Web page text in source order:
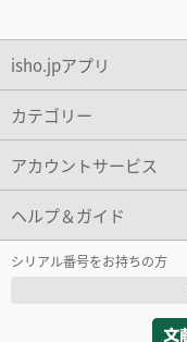
isho.jpアプリ
カテゴリー
アカウントサービス
ヘルプ＆ガイド
シリアル番号をお持ちの方